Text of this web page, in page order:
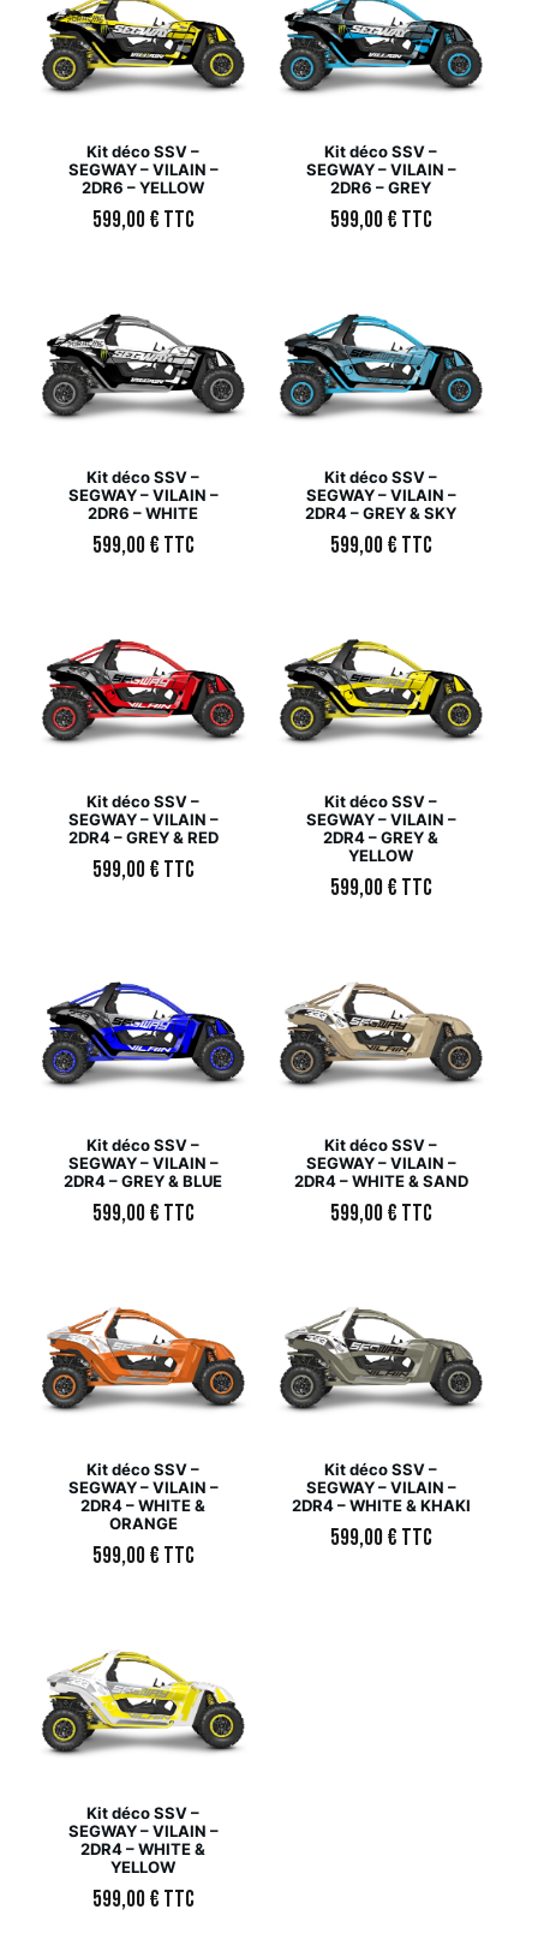
Kit déco SSV –
SEGWAY – VILAIN –
2DR6 – YELLOW
599,00€ TTC
Kit déco SSV –
SEGWAY – VILAIN –
2DR6 – GREY
599,00€ TTC
Kit déco SSV –
SEGWAY – VILAIN –
2DR6 – WHITE
599,00€ TTC
Kit déco SSV –
SEGWAY – VILAIN –
2DR4 – GREY & SKY
599,00€ TTC
Kit déco SSV –
SEGWAY – VILAIN –
2DR4 – GREY & RED
599,00€ TTC
Kit déco SSV –
SEGWAY – VILAIN –
2DR4 – GREY &
YELLOW
599,00€ TTC
Kit déco SSV –
SEGWAY – VILAIN –
2DR4 – GREY & BLUE
599,00€ TTC
Kit déco SSV –
SEGWAY – VILAIN –
2DR4 – WHITE & SAND
599,00€ TTC
Kit déco SSV –
SEGWAY – VILAIN –
2DR4 – WHITE &
ORANGE
599,00€ TTC
Kit déco SSV –
SEGWAY – VILAIN –
2DR4 – WHITE & KHAKI
599,00€ TTC
Kit déco SSV –
SEGWAY – VILAIN –
2DR4 – WHITE &
YELLOW
599,00€ TTC